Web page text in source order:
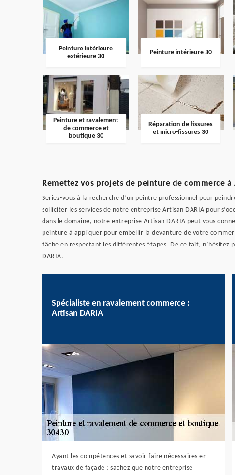
Peinture intérieure
extérieure 30
Peinture intérieure 30
Peinture et ravalement
de commerce et
boutique 30
Réparation de fissures
et micro-fissures 30
Remettez vos projets de peinture de commerce à
Seriez-vous à la recherche d’un peintre professionnel pour
solliciter les services de notre entreprise Artisan DARIA pour
dans le domaine, notre entreprise Artisan DARIA peut vous
peinture à appliquer pour embellir la devanture de votre
tâche en respectant les différentes étapes. De ce fait, n’hésitez
DARIA.
Spécialiste en ravalement commerce :
Artisan DARIA
Ayant les compétences et savoir-faire nécessaires en
travaux de façade ; sachez que notre entreprise